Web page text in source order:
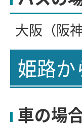
大阪（阪
姫路か
車の場